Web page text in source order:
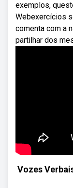
exemplos,
Webexercícios
comenta com a
partilhar dos
Vozes